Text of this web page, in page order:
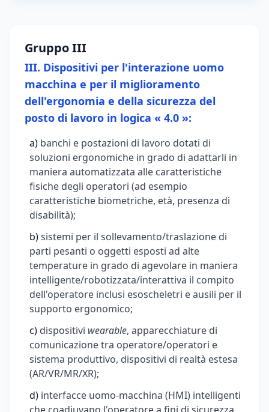
Gruppo III
III. Dispositivi per l'interazione uomo
macchina e per il miglioramento
dell'ergonomia e della sicurezza del
posto di lavoro in logica « 4.0 »:
a) banchi e postazioni di lavoro dotati di
soluzioni ergonomiche in grado di adattarli in
maniera automatizzata alle caratteristiche
fisiche degli operatori (ad esempio
caratteristiche biometriche, età, presenza di
disabilità);
b)sistemi per il sollevamento/traslazione di
parti pesanti o oggetti esposti ad alte
temperature in grado di agevolare in maniera
intelligente/robotizzata/interattiva il compito
dell'operatore inclusi esoscheletri e ausili per il
supporto ergonomico;
c) dispositivi wearable, apparecchiature di
comunicazione tra operatore/operatori e
sistema produttivo, dispositivi di realtà estesa
(AR/VR/MR/XR);
d) interfacce uomo-macchina (HMI) intelligenti